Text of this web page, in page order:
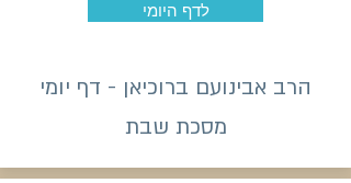
לדף היומי
הרב אבינועם ברוכיאן - דף יומי
מסכת שבת